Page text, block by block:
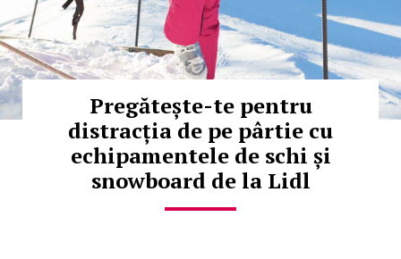
Pregătește-te pentru
distracția de pe pârtie cu
echipamentele de schi și
snowboard de la Lidl